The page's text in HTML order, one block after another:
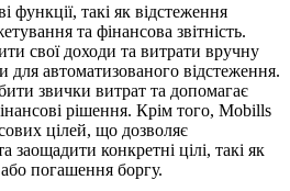
такі як відстеження
та фінансова звітність.
свої доходи та витрати вручну
для автоматизованого відстеження.
звички витрат та допомагає
рішення. Крім того, Mobills
цілей, що дозволяє
заощадити конкретні цілі, такі як
погашення боргу.